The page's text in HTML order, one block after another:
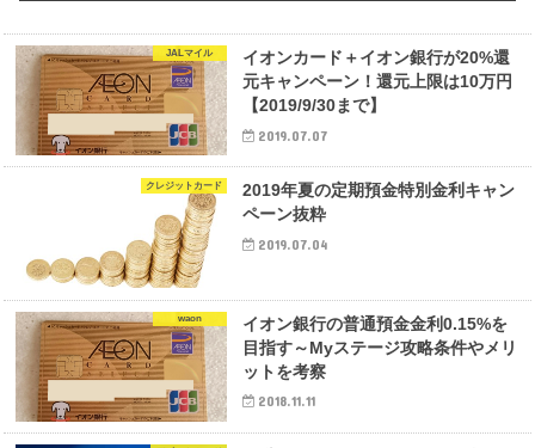
JALマイル
イオンカード＋イオン銀行が20%還
元キャンペーン！還元上限は10万円
【2019/9/30まで】
2019.07.07
クレジットカード
2019年夏の定期預金特別金利キャン
ペーン抜粋
2019.07.04
waon
イオン銀行の普通預金金利0.15%を
目指す～Myステージ攻略条件やメリ
ットを考察
2018.11.11